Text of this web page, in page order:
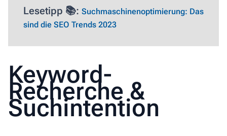
Lesetipp 📚: Suchmaschinenoptimierung: Das
sind die SEO Trends 2023
Keyword-
Recherche &
Suchintention